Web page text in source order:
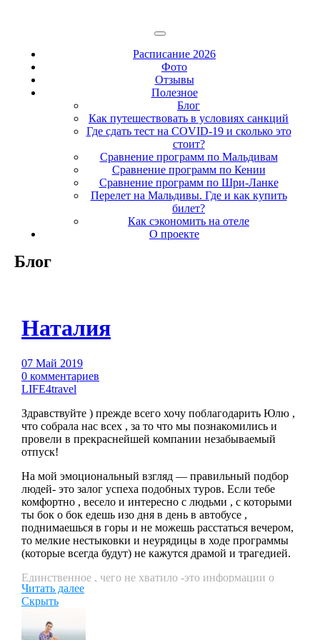
Расписание 2026
Фото
Отзывы
Полезное
Блог
Как путешествовать в условиях санкций
Где сдать тест на COVID-19 и сколько это
стоит?
Сравнение программ по Мальдивам
Сравнение программ по Кении
Сравнение программ по Шри-Ланке
Перелет на Мальдивы. Где и как купить
билет?
Как сэкономить на отеле
О проекте
Блог
Наталия
07 Май 2019
0 комментариев
LIFE4travel
Здравствуйте ) прежде всего хочу поблагодарить Юлю ,
что собрала нас всех , за то что мы познакомились и
провели в прекраснейшей компании незабываемый
отпуск!
На мой эмоциональный взгляд — правильный подбор
людей- это залог успеха подобных туров. Если тебе
комфортно , весело и интересно с людьми , с которыми
ты бок о бок едешь изо дня в день в автобусе ,
поднимаешься в горы и не можешь расстаться вечером,
то мелкие нестыковки и неурядицы в ходе программы
(которые всегда будут) не кажутся драмой и трагедией.
Единственное , чего не хватило -это информации о
стране, обычаях , истории , но думаю, этот момент
будет скорректирован для следующих групп. По еде
никто с голоду не умер , но и гастрономического
Читать далее
Скрыть